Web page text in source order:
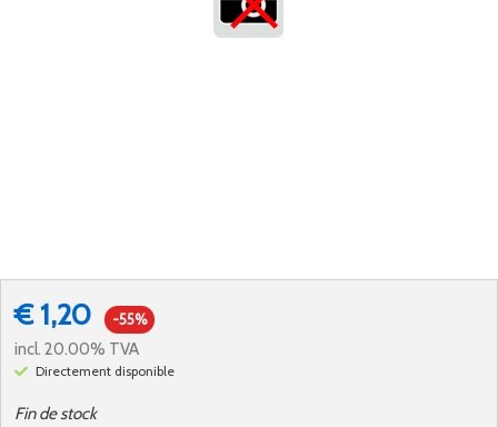
Fin de stock
€ 1,20 -55%
incl. 20.00% TVA
Directement disponible